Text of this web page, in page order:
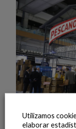
Utilizamos
elaborar